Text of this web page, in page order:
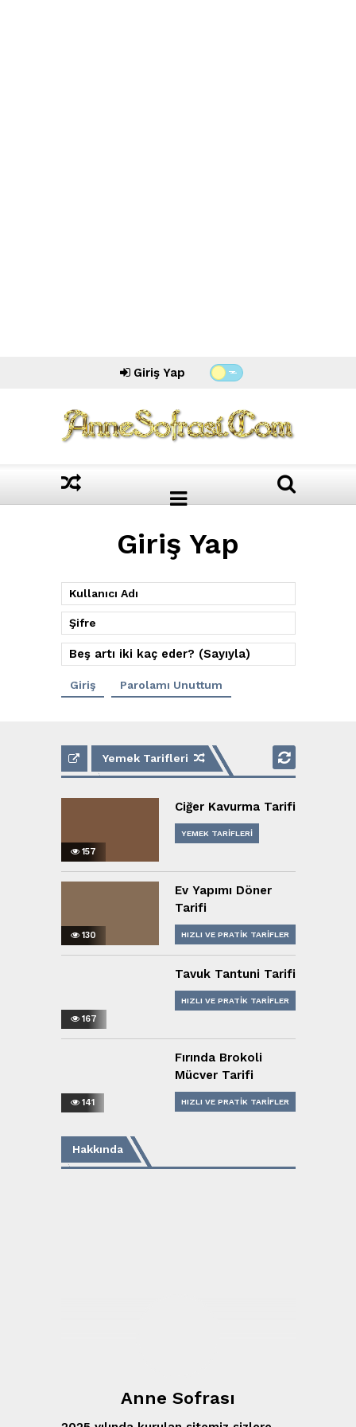
Giriş Yap
Giriş Yap
Parolamı Unuttum
Yemek Tarifleri
157
Ciğer Kavurma Tarifi
YEMEK TARIFLERI
130
Ev Yapımı Döner
Tarifi
HIZLI VE PRATIK TARIFLER
167
Tavuk Tantuni Tarifi
HIZLI VE PRATIK TARIFLER
141
Fırında Brokoli
Mücver Tarifi
HIZLI VE PRATIK TARIFLER
Hakkında
Anne Sofrası